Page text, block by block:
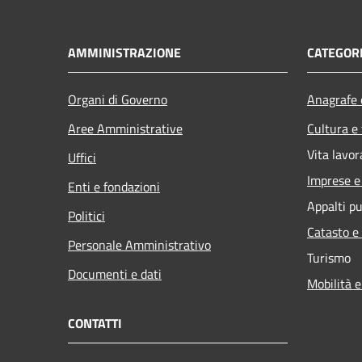
AMMINISTRAZIONE
Organi di Governo
Aree Amministrative
Uffici
Enti e fondazioni
Politici
Personale Amministrativo
Documenti e dati
Cultura
Vita
Imprese
Appalti
Catasto
Turismo
Mobilità
CONTATTI